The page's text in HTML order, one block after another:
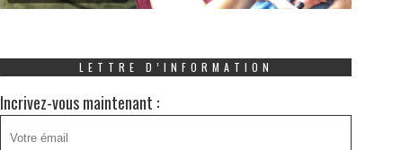
LETTRE D’INFORMATION
Incrivez-vous maintenant :